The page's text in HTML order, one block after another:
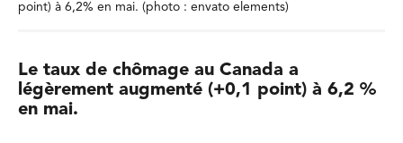
point) à 6,2% en mai. (photo : envato elements)
Le taux de chômage au Canada a
légèrement augmenté (+0,1 point) à 6,2 %
en mai.